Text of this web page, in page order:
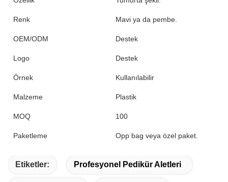
Renk Mavi ya da pembe.
OEM/ODM Destek
Logo Destek
Örnek Kullanılabilir
Malzeme Plastik
MOQ 100
Paketleme Opp bag veya özel paket.
Etiketler: Profesyonel Pedikür Aletleri